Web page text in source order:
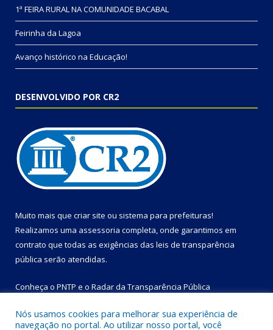
1ª FEIRA RURAL NA COMUNIDADE BACABAL
Feirinha da Lagoa
Avanço histórico na Educação!
DESENVOLVIDO POR CR2
Muito mais que criar site ou sistema para prefeituras!
Realizamos uma assessoria completa, onde garantimos em
contrato que todas as exigências das leis de transparência
pública serão atendidas.
Conheça o PNTP e o Radar da Transparência Pública
Nós usamos cookies para melhorar sua experiência de
navegação no portal. Ao utilizar nosso portal, você